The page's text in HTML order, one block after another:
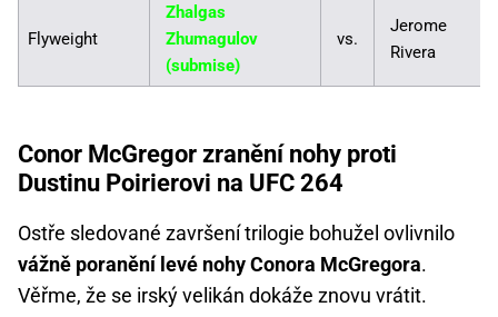
Flyweight
Zhalgas
Zhumagulov
(submise)
vs.
Jerome
Rivera
Conor McGregor zranění nohy proti
Dustinu Poirierovi na UFC 264
Ostře sledované završení trilogie bohužel ovlivnilo
vážně poranění levé nohy Conora McGregora.
Věřme, že se irský velikán dokáže znovu vrátit.